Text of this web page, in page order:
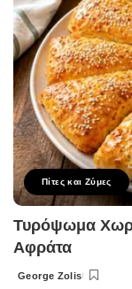
Πίτες και Ζύμες
Τυρόψωμα
Αφράτα
Posted
George Zolis